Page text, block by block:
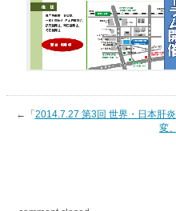
←「 2014.7.27 第3回 世界・日本肝
変